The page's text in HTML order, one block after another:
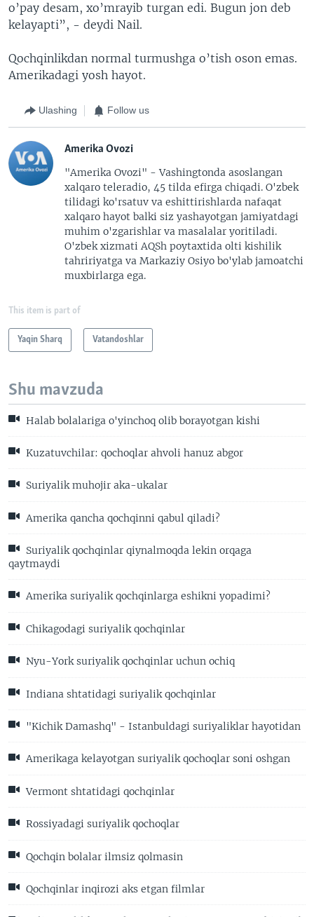
o’pay desam, xo’mrayib turgan edi. Bugun jon deb
kelayapti”, - deydi Nail.
Qochqinlikdan normal turmushga o’tish oson emas.
Amerikadagi yosh hayot.
Ulashing Follow us
Amerika Ovozi
"Amerika Ovozi" - Vashingtonda asoslangan
xalqaro teleradio, 45 tilda efirga chiqadi. O'zbek
tilidagi ko'rsatuv va eshittirishlarda nafaqat
xalqaro hayot balki siz yashayotgan jamiyatdagi
muhim o'zgarishlar va masalalar yoritiladi.
O'zbek xizmati AQSh poytaxtida olti kishilik
tahririyatga va Markaziy Osiyo bo'ylab jamoatchi
muxbirlarga ega.
This item is part of
Yaqin Sharq Vatandoshlar
Shu mavzuda
Halab bolalariga o'yinchoq olib borayotgan kishi
Kuzatuvchilar: qochoqlar ahvoli hanuz abgor
Suriyalik muhojir aka-ukalar
Amerika qancha qochqinni qabul qiladi?
Suriyalik qochqinlar qiynalmoqda lekin orqaga
qaytmaydi
Amerika suriyalik qochqinlarga eshikni yopadimi?
Chikagodagi suriyalik qochqinlar
Nyu-York suriyalik qochqinlar uchun ochiq
Indiana shtatidagi suriyalik qochqinlar
"Kichik Damashq" - Istanbuldagi suriyaliklar hayotidan
Amerikaga kelayotgan suriyalik qochoqlar soni oshgan
Vermont shtatidagi qochqinlar
Rossiyadagi suriyalik qochoqlar
Qochqin bolalar ilmsiz qolmasin
Qochqinlar inqirozi aks etgan filmlar